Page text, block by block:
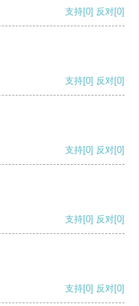
支持[0] 反对[0]
支持[0] 反对[0]
支持[0] 反对[0]
支持[0] 反对[0]
支持[0] 反对[0]